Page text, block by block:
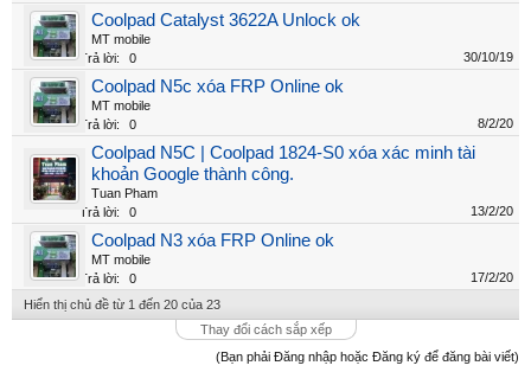
Coolpad Catalyst 3622A Unlock ok
MT mobile
Trả lời:
0 30/10/19
Coolpad N5c xóa FRP Online ok
MT mobile
Trả lời:
0 8/2/20
Coolpad N5C | Coolpad 1824-S0 xóa xác minh tài
khoản Google thành công.
Tuan Pham
Trả lời:
0 13/2/20
Coolpad N3 xóa FRP Online ok
MT mobile
Trả lời:
0
17/2/20
Hiển thị chủ đề từ 1 đến 20 của 23
Thay đổi cách sắp xếp
(Bạn phải Đăng nhập hoặc Đăng ký để đăng bài viết)